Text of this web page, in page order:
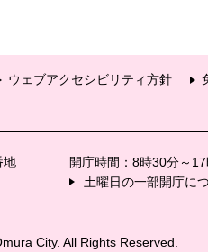
ウェブアクセシビリティ方針
地
開庁時間：8時30分～
土曜日の一部開庁に
City. All Rights Reserved.